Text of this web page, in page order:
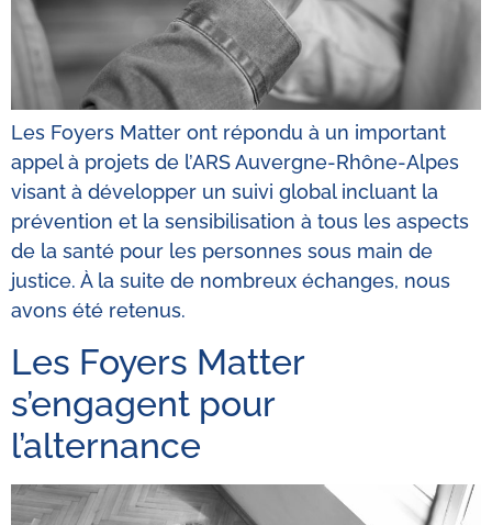
Les Foyers Matter ont répondu à un important
appel à projets de l’ARS Auvergne-Rhône-Alpes
visant à développer un suivi global incluant la
prévention et la sensibilisation à tous les aspects
de la santé pour les personnes sous main de
justice. À la suite de nombreux échanges, nous
avons été retenus.
Les Foyers Matter
s’engagent pour
l’alternance